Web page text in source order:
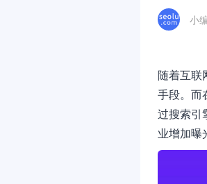
小
随着互联
手段。而
过搜索引
业增加曝